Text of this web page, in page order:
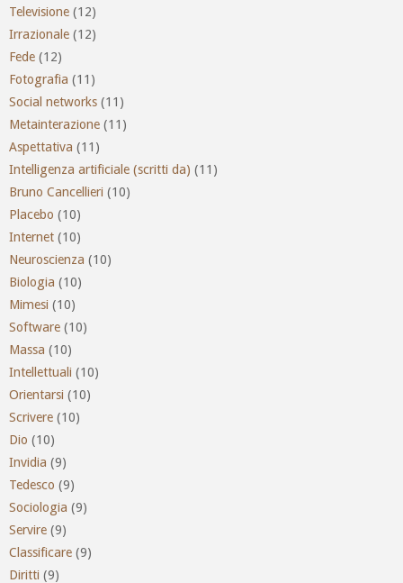
Televisione (12)
Irrazionale (12)
Fede (12)
Fotografia (11)
Social networks (11)
Metainterazione (11)
Aspettativa (11)
Intelligenza artificiale (scritti da) (11)
Bruno Cancellieri (10)
Placebo (10)
Internet (10)
Neuroscienza (10)
Biologia (10)
Mimesi (10)
Software (10)
Massa (10)
Intellettuali (10)
Orientarsi (10)
Scrivere (10)
Dio (10)
Invidia (9)
Tedesco (9)
Sociologia (9)
Servire (9)
Classificare (9)
Diritti (9)